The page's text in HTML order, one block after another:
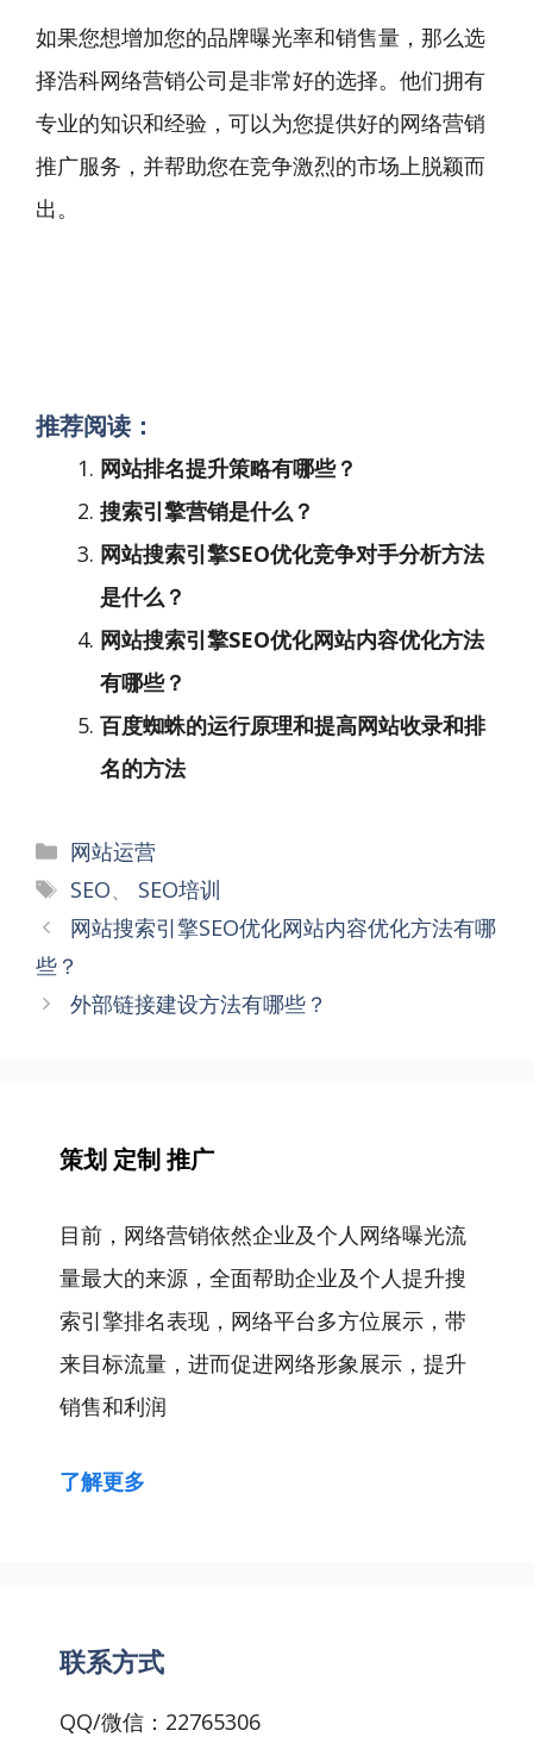
如果您想增加您的品牌曝光率和销售量，那么选
择浩科网络营销公司是非常好的选择。他们拥有
专业的知识和经验，可以为您提供好的网络营销
推广服务，并帮助您在竞争激烈的市场上脱颖而
出。
推荐阅读：
网站排名提升策略有哪些？
搜索引擎营销是什么？
网站搜索引擎SEO优化竞争对手分析方法
是什么？
网站搜索引擎SEO优化网站内容优化方法
有哪些？
百度蜘蛛的运行原理和提高网站收录和排
名的方法
分
类
网站运营
标
签
SEO、 SEO培训
文
章
航
网站搜索引擎SEO优化网站内容优化方法有哪
些？
外部链接建设方法有哪些？
策划 定制 推广
目前，网络营销依然企业及个人网络曝光流
量最大的来源，全面帮助企业及个人提升搜
索引擎排名表现，网络平台多方位展示，带
来目标流量，进而促进网络形象展示，提升
销售和利润
了解更多
联系方式
QQ/微信：22765306